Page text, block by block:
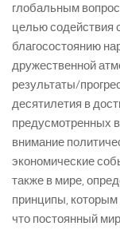
глобальным
целью содействия
благосостоянию
дружественной
результаты/
десятилетия в
предусмотренных
внимание
экономические
также в мире,
принципы, которым
что постоянный